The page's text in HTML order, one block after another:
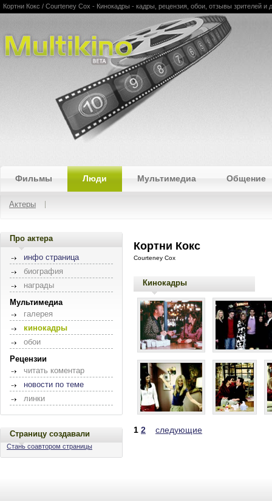
Multikino
Кортни Кокс / Courteney Cox - Кинокадры - кадры, рецензия, обои, отзывы зрителей и
Фильмы Люди Мультимедиа Общение
Актеры
Про актера
инфо страница
биография
награды
Мультимедиа
галерея
кинокадры
обои
Рецензии
читать коментар
новости по теме
линки
Страницу создавали
Стань соавтором страницы
Кортни Кокс
Courteney Cox
Кинокадры
1 2 следующие